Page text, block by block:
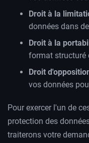
Droit à la
données dans
Droit à la
format structuré
Droit
vos données
Pour exercer l'un de
protection des
traiterons votre